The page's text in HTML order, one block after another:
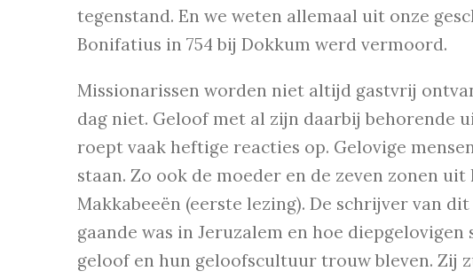
tegenstand. En we weten allemaal uit onze
Bonifatius in 754 bij Dokkum werd vermoord.
Missionarissen worden niet altijd gastvrij
dag niet. Geloof met al zijn daarbij behorende
roept vaak heftige reacties op. Gelovige
staan. Zo ook de moeder en de zeven zonen
Makkabeeën (eerste lezing). De schrijver van
gaande was in Jeruzalem en hoe
geloof en hun geloofscultuur trouw bleven. Zij